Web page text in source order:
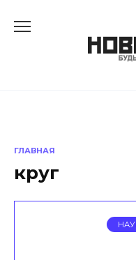
ГЛАВНАЯ
круг